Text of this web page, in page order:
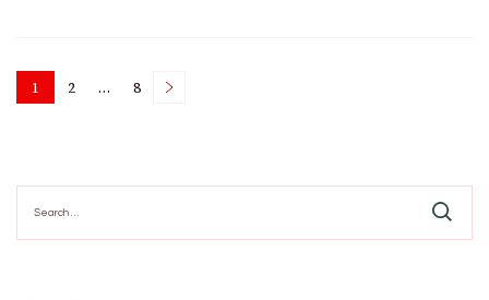
Posts
Page
1 Page
2 … Page
8
for: